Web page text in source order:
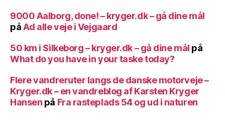
9000 Aalborg, done! – kryger.dk – gå dine mål
påAd alle veje i Vejgaard
50 km i Silkeborg – kryger.dk – gå dine mål på
What do you have in your taske today?
Flere vandreruter langs de danske motorveje –
Kryger.dk – en vandreblog af Karsten Kryger
Hansen på Fra rasteplads 54 og ud i naturen